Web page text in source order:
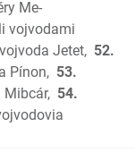
Me-
vojvodami
Jetet, 52.
Pínon, 53.
Mibcár, 54.